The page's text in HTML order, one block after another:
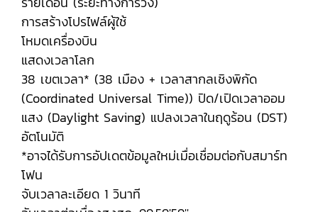
การสร้างโปรไฟล์ผู้ใช้
โหมดเครื่องบิน
แสดงเวลาโลก
38 เขตเวลา* (38 เมือง + เวลาสากลเชิงพิกัด
(Coordinated Universal Time)) ปิด/เปิดเวลาออม
แสง (Daylight Saving) แปลงเวลาในฤดูร้อน (DST)
อัตโนมัติ
*อาจได้รับการอัปเดตข้อมูลใหม่เมื่อเชื่อมต่อกับสมาร์ท
โฟน
จับเวลาละเอียด 1 วินาที